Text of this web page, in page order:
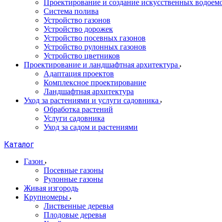
Проектирование и создание искусственных
Система полива
Устройство газонов
Устройство дорожек
Устройство посевных газонов
Устройство рулонных газонов
Устройство цветников
Проектирование и ландшафтная архитектура
Адаптация проектов
Комплексное проектирование
Ландшафтная архитектура
Уход за растениями и услуги садовника
Обработка растений
Услуги садовника
Уход за садом и растениями
Каталог
Газон
Посевные газоны
Рулонные газоны
Живая изгородь
Крупномеры
Лиственные деревья
Плодовые деревья